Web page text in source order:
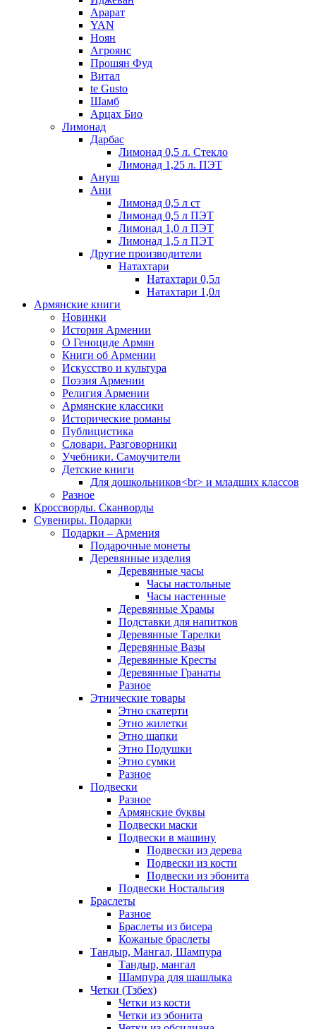
Арарат
YAN
Ноян
Агроянс
Прошян Фуд
Витал
te Gusto
Шамб
Арцах Био
Лимонад
Дарбас
Лимонад 0,5 л. Стекло
Лимонад 1,25 л. ПЭТ
Ануш
Ани
Лимонад 0,5 л ст
Лимонад 0,5 л ПЭТ
Лимонад 1,0 л ПЭТ
Лимонад 1,5 л ПЭТ
Другие производители
Натахтари
Натахтари 0,5л
Натахтари 1,0л
Армянские книги
Новинки
История Армении
О Геноциде Армян
Книги об Армении
Иcкусство и культура
Поэзия Армении
Религия Армении
Армянские классики
Исторические романы
Публицистика
Словари. Разговорники
Учебники. Самоучители
Детские книги
Для дошкольников<br> и младших классов
Разное
Кроссворды. Сканворды
Сувениры. Подарки
Подарки – Армения
Подарочные монеты
Деревянные изделия
Деревянные часы
Часы настольные
Часы настенные
Деревянные Храмы
Подставки для напитков
Деревянные Тарелки
Деревянные Вазы
Деревянные Кресты
Деревянные Гранаты
Разное
Этнические товары
Этно скатерти
Этно жилетки
Этно шапки
Этно Подушки
Этно сумки
Разное
Подвески
Разное
Армянские буквы
Подвески маски
Подвески в машину
Подвески из дерева
Подвески из кости
Подвески из эбонита
Подвески Ностальгия
Браслеты
Разное
Браслеты из бисера
Кожаные браслеты
Тандыр, Мангал, Шампура
Тандыр, мангал
Шампура для шашлыка
Четки (Тзбех)
Четки из кости
Четки из эбонита